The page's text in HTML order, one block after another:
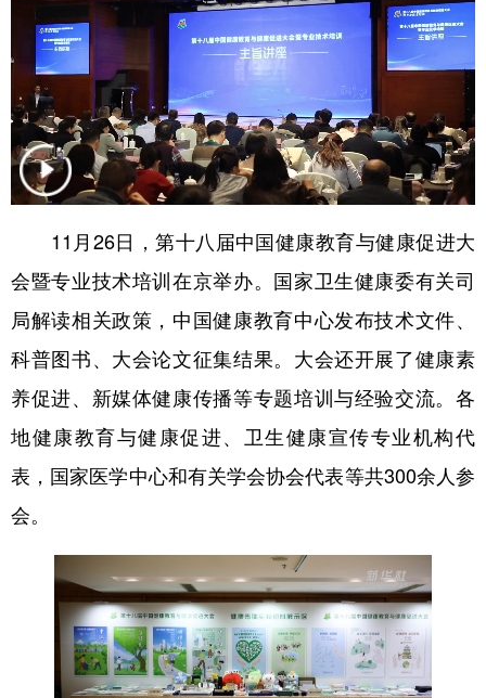
图片 中央文件 金融 汽车
人居 信息化
溯源中国 城市 旅游 能源
会展 彩票 娱乐 时尚
地方频道
北京 天津 河北 山西
辽宁 吉林 上海 江苏
浙江 安徽 福建 江西
广东 广西 海南 重庆
四川 贵州 云南 西藏
陕西 甘肃 青海 宁夏
11月26日，第十八届中国健康教育与健康促进大
会暨专业技术培训在京举办。国家卫生健康委有关司
局解读相关政策，中国健康教育中心发布技术文件、
科普图书、大会论文征集结果。大会还开展了健康素
养促进、新媒体健康传播等专题培训与经验交流。各
地健康教育与健康促进、卫生健康宣传专业机构代
表，国家医学中心和有关学会协会代表等共300余人参
会。